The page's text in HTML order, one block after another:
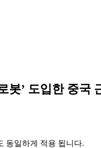
봇’ 도입한 중국
동일하게 적용 됩니다.